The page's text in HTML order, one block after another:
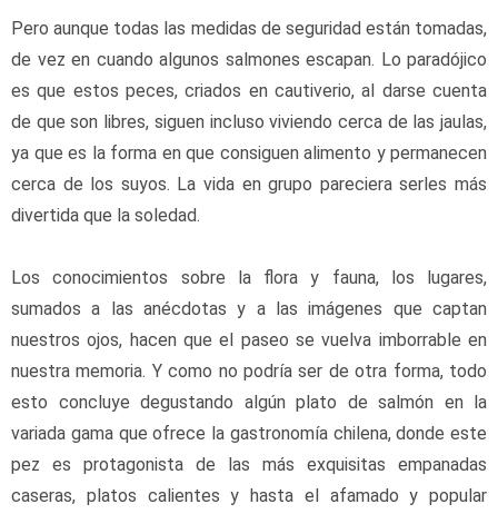
Pero aunque todas las medidas de seguridad están tomadas,
de vez en cuando algunos salmones escapan. Lo paradójico
es que estos peces, criados en cautiverio, al darse cuenta
de que son libres, siguen incluso viviendo cerca de las jaulas,
ya que es la forma en que consiguen alimento y permanecen
cerca de los suyos. La vida en grupo pareciera serles más
divertida que la soledad.
Los conocimientos sobre la flora y fauna, los lugares,
sumados a las anécdotas y a las imágenes que captan
nuestros ojos, hacen que el paseo se vuelva imborrable en
nuestra memoria. Y como no podría ser de otra forma, todo
esto concluye degustando algún plato de salmón en la
variada gama que ofrece la gastronomía chilena, donde este
pez es protagonista de las más exquisitas empanadas
caseras, platos calientes y hasta el afamado y popular